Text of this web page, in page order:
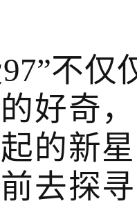
不
好奇
的新
去探